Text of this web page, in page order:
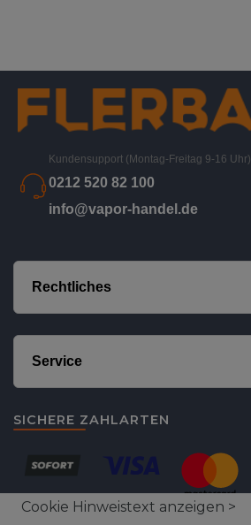
Kundensupport (Montag-Freitag 9-16 Uhr)
0212 520 82 100
info@vapor-handel.de
Rechtliches
Service
SICHERE ZAHLARTEN
Cookie Hinweistext anzeigen >